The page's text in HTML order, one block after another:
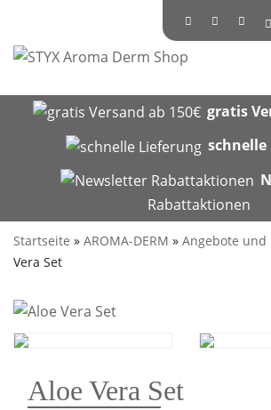
gratis
schnelle
Rabattaktionen
Startseite » AROMA-DERM » Angebote und
Vera Set
Aloe Vera Set